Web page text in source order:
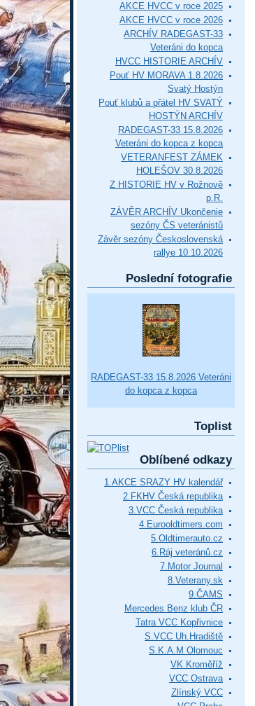
AKCE HVCC v roce 2025
AKCE HVCC v roce 2026
ARCHÍV RADEGAST-33
Veteráni do kopca
HVCC HISTORIE ARCHÍV
Pouť HV MORAVA 1.8.2026
Svatý Hostýn
Pouť klubů a přátel HV SVATÝ
HOSTÝN ARCHÍV
RADEGAST-33 15.8.2026
Veteráni do kopca z kopca
VETERANFEST ZÁMEK
HOLEŠOV 30.8.2026
Z HISTORIE HV v Rožnově
p.R.
ZÁVĚR ARCHÍV Ukončenie
sezóny ČS veteránistů
Závěr sezóny Československá
rallye 10.10.2026
Poslední fotografie
RADEGAST-33 15.8.2026 Veteráni
do kopca z kopca
Toplist
Oblíbené odkazy
1.AKCE SRAZY HV kalendář
2.FKHV Česká republika
3.VCC Česká republika
4.Eurooldtimers.com
5.Oldtimerauto.cz
6.Ráj veteránů.cz
7.Motor Journal
8.Veterany.sk
9.ČAMS
Mercedes Benz klub ČR
Tatra VCC Kopřivnice
S.VCC Uh.Hradiště
S.K.A.M Olomouc
VK Kroměříž
VCC Ostrava
Zlínský VCC